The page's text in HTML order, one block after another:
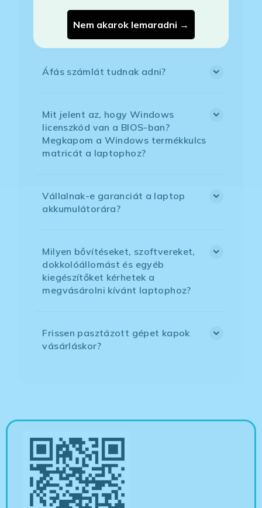
Hogyan tudom megrendelni a
kiszemelt laptopot?
Áfás számlát tudnak adni?
Mit jelent az, hogy Windows
licenszkód van a BIOS-ban?
Megkapom a Windows termékkulcs
matricát a laptophoz?
Vállalnak-e garanciát a laptop
akkumulátorára?
Milyen bővítéseket, szoftvereket,
dokkolóállomást és egyéb
kiegészítőket kérhetek a
megvásárolni kívánt laptophoz?
Frissen pasztázott gépet kapok
vásárláskor?
Nem akarok lemaradni →